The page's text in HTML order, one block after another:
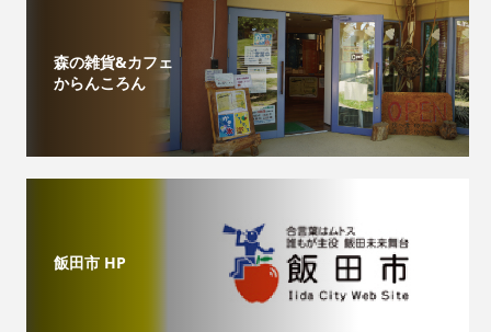
森の雑貨&カフェ
からんころん
飯田市 HP